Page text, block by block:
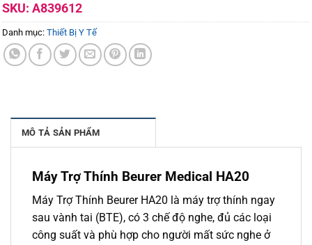
SKU: A839612
Danh mục: Thiết Bị Y Tế
MÔ TẢ SẢN PHẨM
Máy Trợ Thính Beurer Medical HA20
Máy Trợ Thính Beurer HA20 là máy trợ thính ngay
sau vành tai (BTE), có 3 chế độ nghe, đủ các loại
công suất và phù hợp cho người mất sức nghe ở